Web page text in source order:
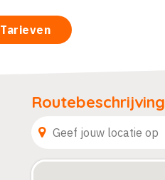
Tarieven
Routebeschrijving